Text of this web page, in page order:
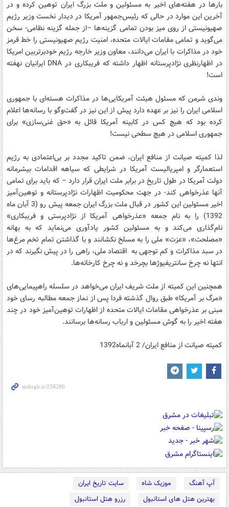
بارها در هفته‌های اخیر به مسئولین و ملت بزرگ ایران توهین کرده و در
آخرین این موارد در حالی که رئیس‌جمهور آمریکا در دیدار نخست وزیر رژیم
صهیونیستی از روی میز بودن تمامی گزینه‌ها –از جمله گزینه نظامی- سخن
می‌گوید و تمامی مقامات ایالات متحده، امنیت رژیم صهیونیستی را خط قرمز
خود در مذاکرات با ایران می‌دانند، معاون وزیر خارجه رژیم خودبرتربین امریکا
در اظهارنظری نژادپرستانه اظهار داشته که فریبکاری در DNA ایرانیان نهفته
است!
وندی شرمن که مسئول هیئت آمریکایی‌ها در مذاکرات هسته‌ای با جمهوری
اسلامی ایران را نیز بر عهده دارد پیش از این نیز در گفت‌و‌گو با رسانه‌ها اعلام
کرده بود که هیچ کس در کابینه آمریکا قائل به «حق غنی‌سازی» برای
جمهوری اسلامی در هیچ سطحی نیست!
لذا کمیته صیانت از منافع ایران، ضمن تاکید مجدد بر بی‌اعتمادی به رژیم
استعمارگر و امپریالیست آمریکا در شرایطی که سیاهه اقدامات بیشرمانه
دولت آمریکا در طول تاریخ در برابر ملت ایران قرار دارد – که باید برای تمامی
آنها عذرخواهی کند- در جهت محکومیت اظهارات نژادپرستانه و توهین‌آمیز
اخیر مسئولین این کشور در قبال ملت بزرگ ایران جمعه پیش رو (3 آبان ماه
1392) را به نام جمعه «عذرخواهی آمریکا از نژادپرستی و فریبکاری»
نام‌گذاری می‌کند و به مسئولین کشور یادآوری می‌نماید که به بهانه
«مصلحت»، «عزت» ملی را به مسلخ نکشانند و با گذاشتن تمام تخم مرغ‌ها
در سبد مذاکرات و کم توجهی به اقتصاد ملی، راهی را در پیش نگیرند که در
انتها نه چرخ سانتریفیوژها بچرخد و نه چرخ کارخانه‌ها.
همچنین این کمیته از ملت شریف ایران می‌خواهد در سلسله راهپیمایی‌های
«مرگ بر آمریکا» طبق روال گذشته فردا پس از نماز جمعه مطالبه رسای خود
مبنی بر عذرخواهی مقامات ایالات متحده از اظهارات توهین‌آمیز خود در چند
هفته اخیر را به گوش مسئولین و ارباب رسانه‌ها برسانند.
​​کمیته صیانت از منافع ایران/ 2 آبانماه1392
آپ آهنگ موزیک شاه
سایت تاریخ ایران
بهترین هتل های استانبول
رزرو هتل استانبول